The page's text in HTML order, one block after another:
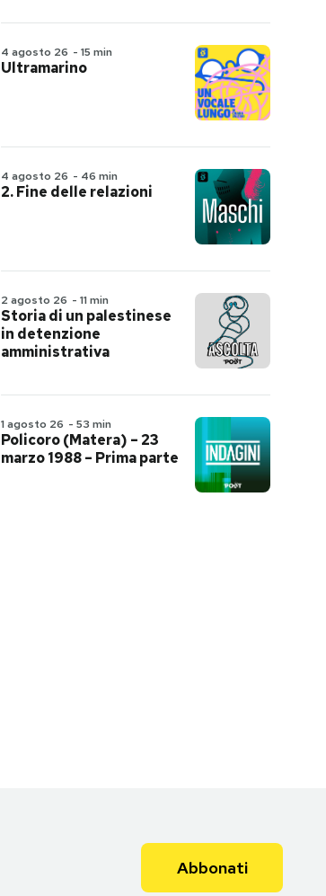
4 agosto 26 - 15 min
Ultramarino
4 agosto 26 - 46 min
2. Fine delle relazioni
2 agosto 26 - 11 min
Storia di un palestinese
in detenzione
amministrativa
1 agosto 26 - 53 min
Policoro (Matera) – 23
marzo 1988 – Prima parte
Abbonati